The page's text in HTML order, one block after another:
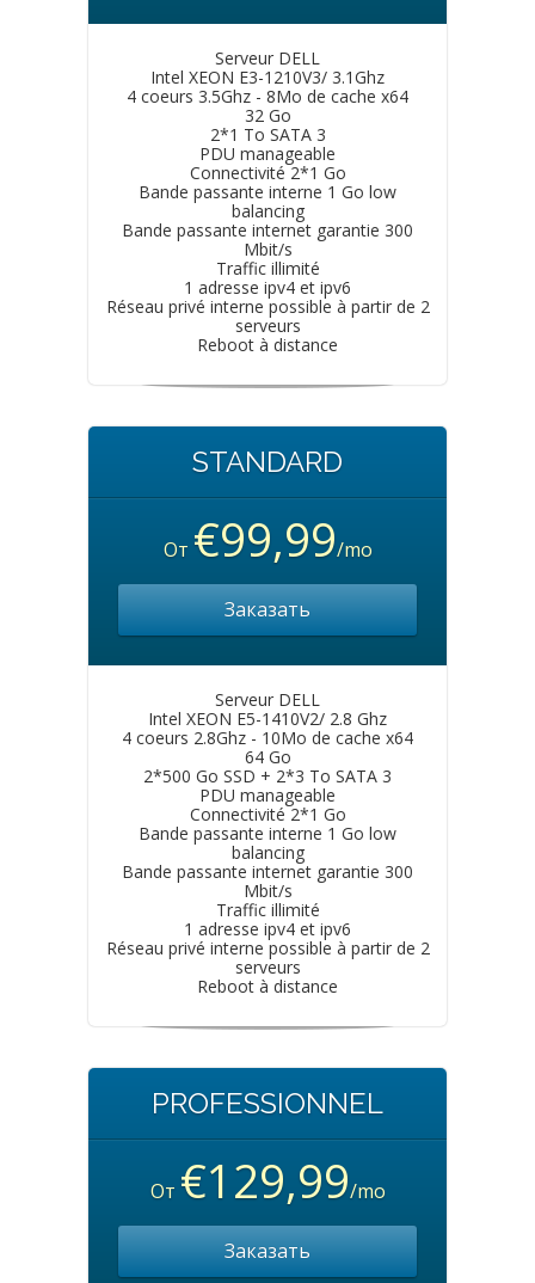
Serveur DELL
Intel XEON E3-1210V3/ 3.1Ghz
4 coeurs 3.5Ghz - 8Mo de cache x64
32 Go
2*1 To SATA 3
PDU manageable
Connectivité 2*1 Go
Bande passante interne 1 Go low
balancing
Bande passante internet garantie 300
Mbit/s
Traffic illimité
1 adresse ipv4 et ipv6
Réseau privé interne possible à partir de 2
serveurs
Reboot à distance
STANDARD
От €99,99/mo
Заказать
Serveur DELL
Intel XEON E5-1410V2/ 2.8 Ghz
4 coeurs 2.8Ghz - 10Mo de cache x64
64 Go
2*500 Go SSD + 2*3 To SATA 3
PDU manageable
Connectivité 2*1 Go
Bande passante interne 1 Go low
balancing
Bande passante internet garantie 300
Mbit/s
Traffic illimité
1 adresse ipv4 et ipv6
Réseau privé interne possible à partir de 2
serveurs
Reboot à distance
PROFESSIONNEL
От €129,99/mo
Заказать